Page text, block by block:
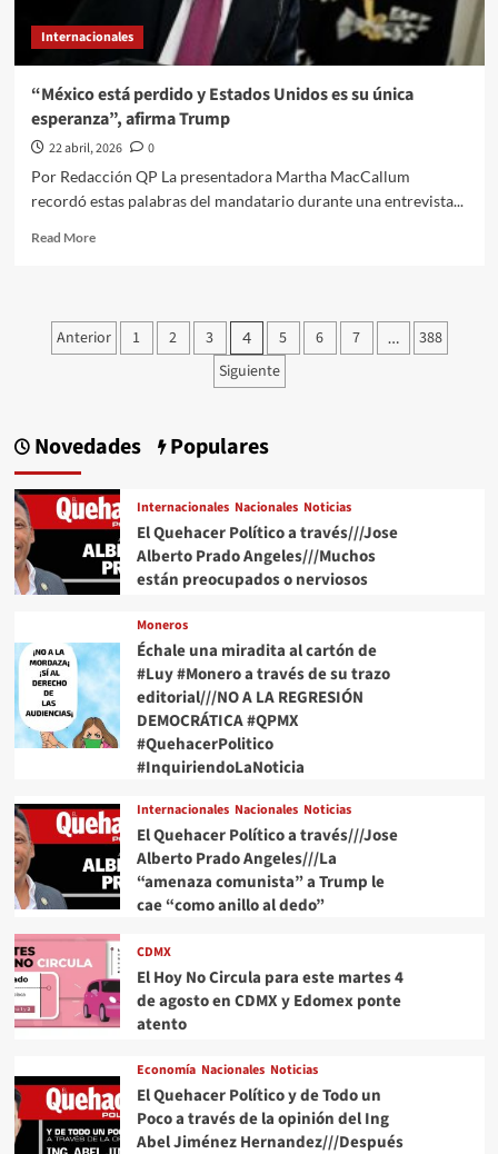
tiempo
con
Internacionales
“México está perdido y Estados Unidos es su única
esperanza”, afirma Trump
22 abril, 2026
0
Por Redacción QP La presentadora Martha MacCallum
recordó estas palabras del mandatario durante una entrevista...
Read MoreRead
está
perdido
su
esperanza”,
afirma
Trump
Paginación
Anterior 1 2 3 4 5 6 7 …
388
Siguiente
Novedades Populares
Internacionales Nacionales Noticias
El Quehacer Político a través///Jose
Alberto Prado Angeles///Muchos
están preocupados o nerviosos
Moneros
Échale una miradita al cartón de
#Luy #Monero a través de su trazo
editorial///NO A LA REGRESIÓN
DEMOCRÁTICA #QPMX
#QuehacerPolitico
#InquiriendoLaNoticia
Internacionales Nacionales Noticias
El Quehacer Político a través///Jose
Alberto Prado Angeles///La
“amenaza comunista” a Trump le
cae “como anillo al dedo”
CDMX
El Hoy No Circula para este martes 4
de agosto en CDMX y Edomex ponte
atento
Economía Nacionales Noticias
El Quehacer Político y de Todo un
Poco a través de la opinión del Ing
Abel Jiménez Hernandez///Después